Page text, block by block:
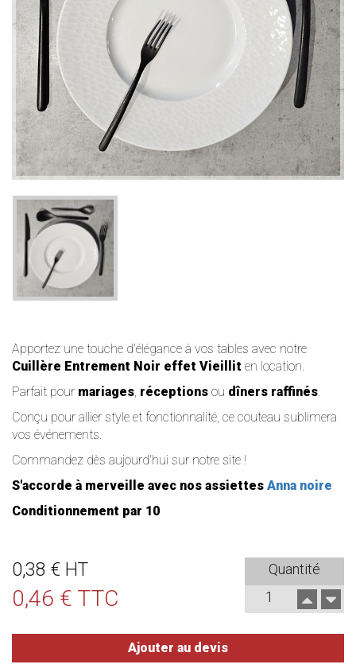
Apportez une touche d'élégance à vos tables avec notre
Cuillère Entrement Noir effet Vieillit en location.
Parfait pour mariages, réceptions ou dîners raffinés.
Conçu pour allier style et fonctionnalité, ce couteau sublimera
vos événements.
Commandez dès aujourd'hui sur notre site !
S'accorde à merveille avec nos assiettes Anna noire
Conditionnement par 10
0,38 € HT
0,46 € TTC
Quantité
Ajouter au devis